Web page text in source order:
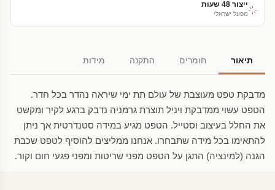
ייצור 48 שעות
מפעל ישראלי
תיאור חומרים התקנה מידות
מדבקת טפט מעוצבת של עולם תת ימי שיראה נהדר בכל חדר.
הטפט עשוי ממדבקת ויניל תוצרת גרמניה נדבק ברגע לקיר ומקשט
את החלל בעיצוב וסטייל. הטפט מגיע במידה סטנדרטית אך ניתן
להתאימו בכל מידה שתבחרו. אנחנו ממליצים להוסיף לטפט שכבת
הגנה (למינציה) התגן על הטפט מפני שריטות ומפני פגעי חום וקור.